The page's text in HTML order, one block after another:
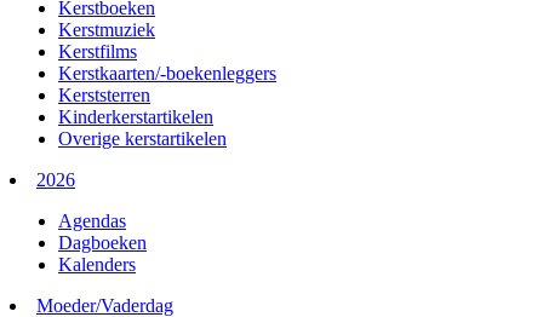
Kerstboeken
Kerstmuziek
Kerstfilms
Kerstkaarten/-boekenleggers
Kerststerren
Kinderkerstartikelen
Overige kerstartikelen
2026
Agendas
Dagboeken
Kalenders
Moeder/Vaderdag